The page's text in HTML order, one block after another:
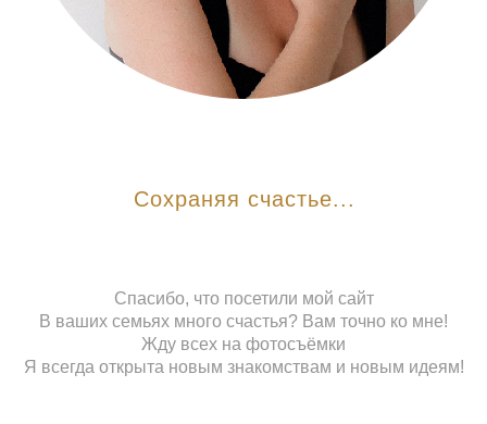
Сохраняя счастье...
Спасибо, что посетили мой сайт
В ваших семьях много счастья? Вам точно ко мне!
Жду всех на фотосъёмки
Я всегда открыта новым знакомствам и новым идеям!